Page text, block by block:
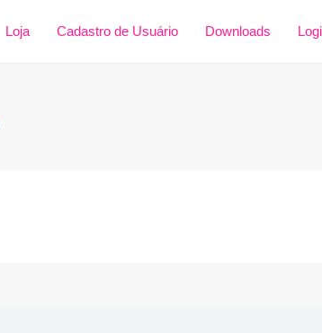
Loja Cadastro de Usuário Downloads